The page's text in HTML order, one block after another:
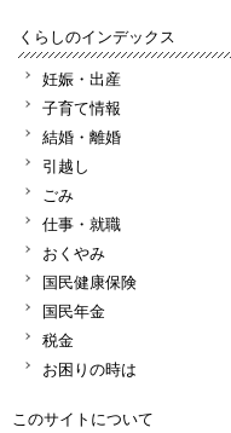
くらしのインデックス
妊娠・出産
子育て情報
結婚・離婚
引越し
ごみ
仕事・就職
おくやみ
国民健康保険
国民年金
税金
お困りの時は
このサイトについて